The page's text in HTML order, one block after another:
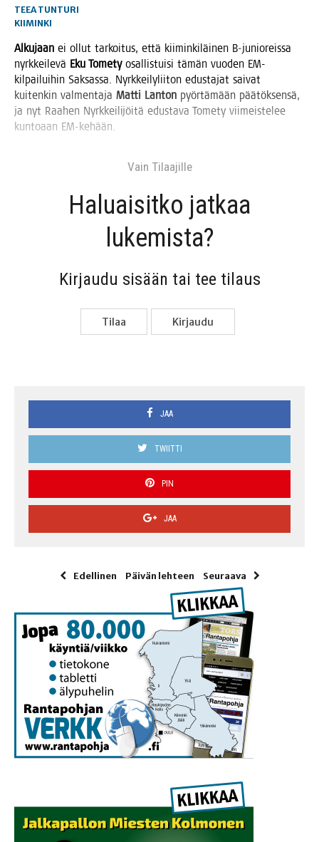
TEEA TUNTURI
KIIMINKI
Alku­jaan ei ollut tar­koi­tus, että kii­min­ki­läi­nen B‑junioreissa
nyrk­kei­le­vä Eku Tome­tyosal­lis­tui­si tämän vuo­den EM-
kil­pai­lui­hin Sak­sas­sa. Nyrk­kei­ly­lii­ton edus­ta­jat sai­vat
kui­ten­kin val­men­ta­ja Mat­ti Lan­ton pyör­tä­mään pää­tök­sen­sä,
ja nyt Raa­hen Nyrk­kei­li­jöi­tä edus­ta­va Tome­ty vii­meis­te­lee
kun­to­aan EM-kehään.
Vain Tilaa­jil­le
Haluai­sit­ko jat­kaa
lukemista?
Kir­jau­du sisään tai tee tilaus
Tilaa Kir­jau­du
JAA
TWIITTI
PIN
JAA
Edellinen Päivän lehteen Seuraava